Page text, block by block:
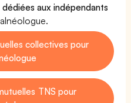
aux indépendants
collectives pour
TNS pour